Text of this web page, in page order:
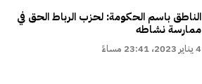
الناطق باسم الحكومة: لحزب الرباط الحق في
ممارسة نشاطه
4 يناير 2023، 23:41 مساءً